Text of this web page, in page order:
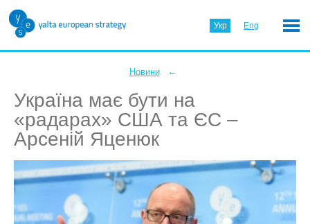
Укр Eng
Новини ←
Україна має бути на
«радарах» США та ЄС –
Арсеній Яценюк